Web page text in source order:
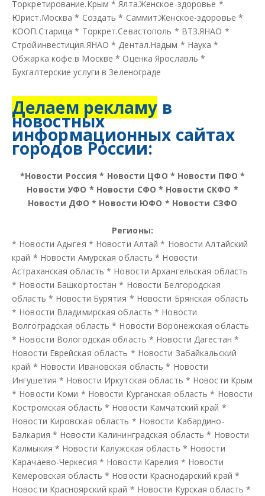
Торкретирование.Крым * Ялта.Женское-здоровье *
Юрист.Москва * Создать * Саммит.Женское-здоровье *
КООП.Старица * Торкрет.Севастополь * ВТЗ.ЯНАО *
Стройинвестиция.ЯНАО * Дентал.Надым * Наука *
Обжарка кофе в Москве * Оценка Ярославль *
Бухгалтерские услуги в Зеленограде
Делаем рекламу в
новостных
информационных сайтах
городов России:
*Новости Россия * Новости ЦФО * Новости ПФО *
Новости УФО * Новости СФО * Новости СКФО *
Новости ДФО * Новости ЮФО * Новости СЗФО
Регионы:
* Новости Адыгея * Новости Алтай * Новости Алтайский
край * Новости Амурская область * Новости
Астраханская область * Новости Архангельская область
* Новости Башкортостан * Новости Белгородская
область * Новости Бурятия * Новости Брянская область
* Новости Владимирская область * Новости
Волгоградская область * Новости Воронежская область
* Новости Вологодская область * Новости Дагестан *
Новости Еврейская область * Новости Забайкальский
край * Новости Ивановская область * Новости
Ингушетия * Новости Иркутская область * Новости Крым
* Новости Коми * Новости Курганская область * Новости
Костромская область * Новости Камчатский край *
Новости Кировская область * Новости Кабардино-
Балкария * Новости Калининградская область * Новости
Калмыкия * Новости Калужская область * Новости
Карачаево-Черкесия * Новости Карелия * Новости
Кемеровская область * Новости Краснодарский край *
Новости Красноярский край * Новости Курская область *